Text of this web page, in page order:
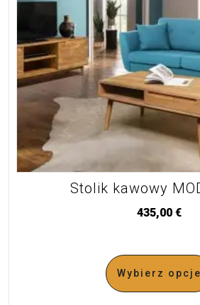
Stolik kawowy
435,00 €
Wybierz opcje